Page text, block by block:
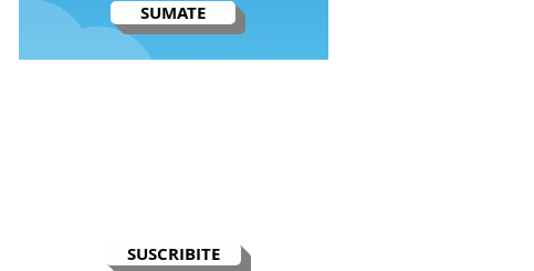
SUMATE
SUSCRIBITE